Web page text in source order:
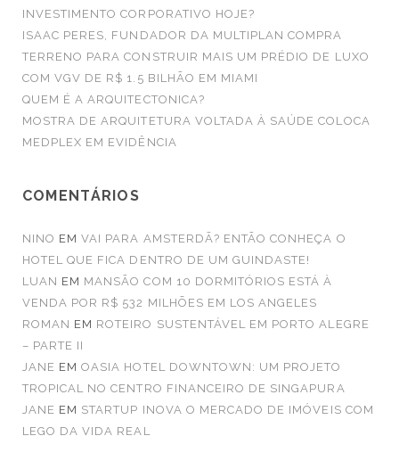
INVESTIMENTO CORPORATIVO HOJE?
ISAAC PERES, FUNDADOR DA MULTIPLAN COMPRA
TERRENO PARA CONSTRUIR MAIS UM PRÉDIO DE LUXO
COM VGV DE R$ 1.5 BILHÃO EM MIAMI
QUEM É A ARQUITECTONICA?
MOSTRA DE ARQUITETURA VOLTADA À SAÚDE COLOCA
MEDPLEX EM EVIDÊNCIA
COMENTÁRIOS
NINO EMVAI PARA AMSTERDÃ? ENTÃO CONHEÇA O
HOTEL QUE FICA DENTRO DE UM GUINDASTE!
LUAN EM MANSÃO COM 10 DORMITÓRIOS ESTÁ À
VENDA POR R$ 532 MILHÕES EM LOS ANGELES
ROMAN EM ROTEIRO SUSTENTÁVEL EM PORTO ALEGRE
– PARTE II
JANE EMOASIA HOTEL DOWNTOWN: UM PROJETO
TROPICAL NO CENTRO FINANCEIRO DE SINGAPURA
JANE EM STARTUP INOVA O MERCADO DE IMÓVEIS COM
LEGO DA VIDA REAL